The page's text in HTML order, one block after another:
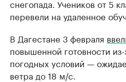
снегопада. Учеников от 5
перевели на удаленное
В Дагестане 3 февраля
повышенной готовности
погодных условий —
ветра до 18 м/с.